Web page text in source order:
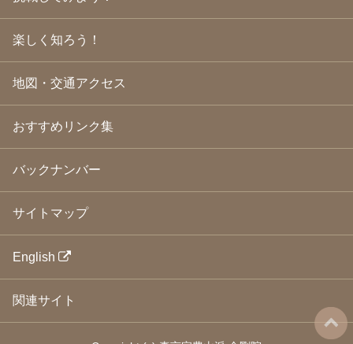
2009年3月(21)
2009年2月(19)
2009年1月(25)
2008年10月
(31)
2008年9月(24)
2008年8月(24)
2008年5月(21)
(24)
2008年2月 (21)
2008年1月(23)
2007年12月
2007年9月
2007年8月(26)
楽しく知ろう！
地図・交通アクセス
おすすめリンク集
バックナンバー
サイトマップ
English
関連サイト